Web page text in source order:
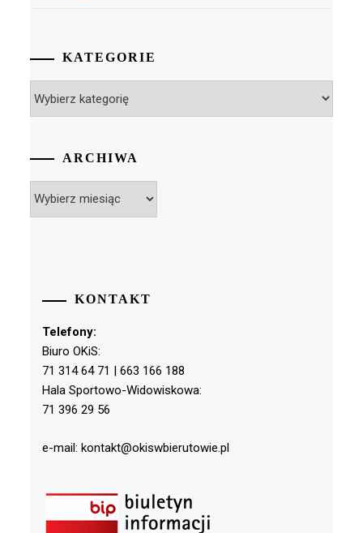
KATEGORIE
ARCHIWA
KONTAKT
Telefony:
Biuro OKiS:
71 314 64 71 | 663 166 188
Hala Sportowo-Widowiskowa:
71 396 29 56
e-mail: kontakt@okiswbierutowie.pl